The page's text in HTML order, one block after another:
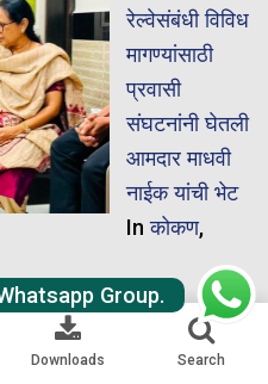
रेल्वेसंबंधी विविध
मागण्यांसाठी
प्रवासी
संघटनांनी घेतली
आमदार माधवी
नाईक यांची भेट
Inकोकण,
खुशखबर!
Downloads Search
Group.